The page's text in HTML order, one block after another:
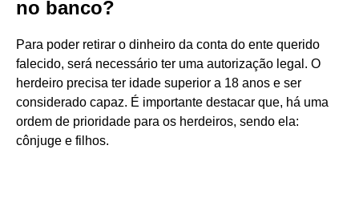
no banco?
Para poder retirar o dinheiro da conta do ente querido
falecido, será necessário ter uma autorização legal. O
herdeiro precisa ter idade superior a 18 anos e ser
considerado capaz. É importante destacar que, há uma
ordem de prioridade para os herdeiros, sendo ela:
cônjuge e filhos.